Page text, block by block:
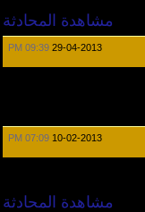
مشاهدة المحادثة
29-04-2013
09:39 PM
10-02-2013
07:09 PM
مشاهدة المحادثة